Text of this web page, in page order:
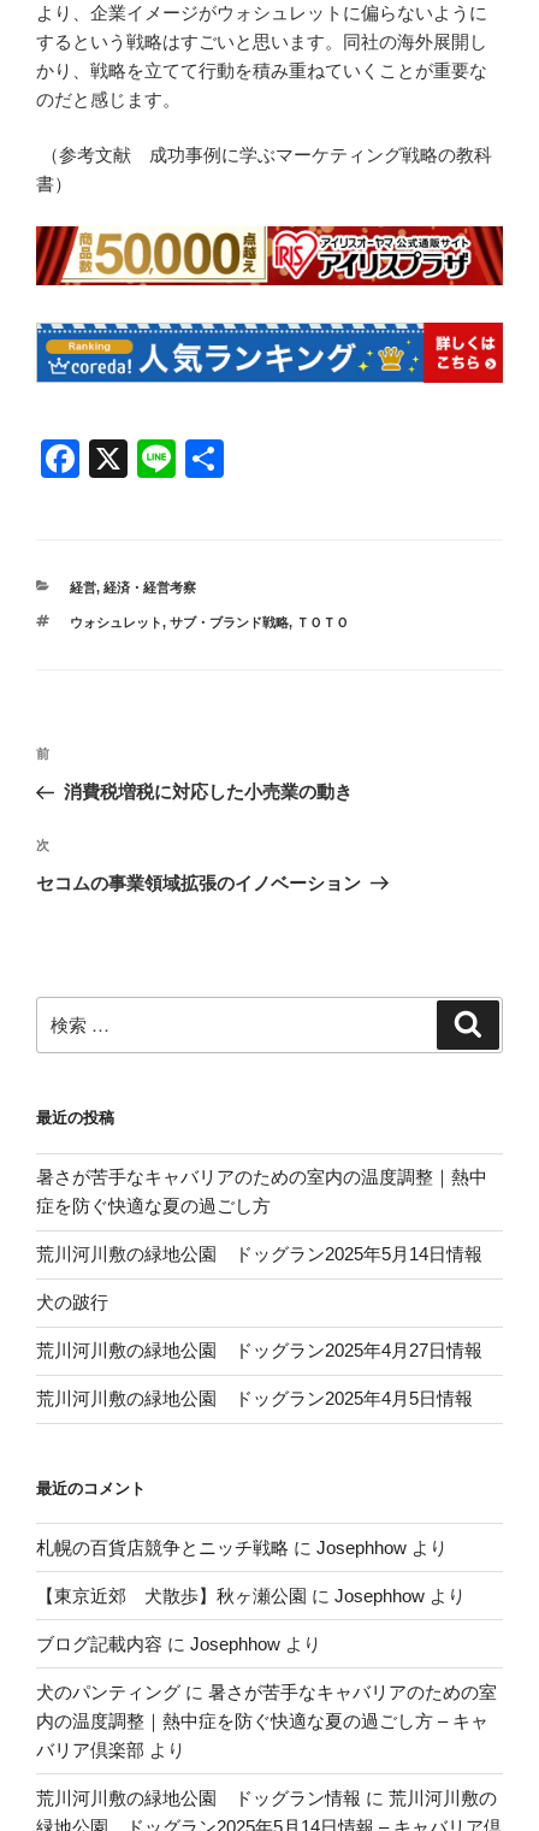
より、企業イメージがウォシュレットに偏らないように
するという戦略はすごいと思います。同社の海外展開し
かり、戦略を立てて行動を積み重ねていくことが重要な
のだと感じます。
（参考文献 成功事例に学ぶマーケティング戦略の教科
書）
F
e
b
X
Li
カ
ゴ
経営, 経済・経営考察
タ
ウォシュレット, サブ・ブランド戦略, ＴＯＴＯ
投
ナ
ビ
ゲ
ン
過
去
投
前
消費税増税に対応した小売業の動き
次
の
次
セコムの事業領域拡張のイノベーション
索:
最近の投稿
暑さが苦手なキャバリアのための室内の温度調整｜熱中
症を防ぐ快適な夏の過ごし方
荒川河川敷の緑地公園 ドッグラン2025年5月14日情報
犬の跛行
荒川河川敷の緑地公園 ドッグラン2025年4月27日情報
荒川河川敷の緑地公園 ドッグラン2025年4月5日情報
最近のコメント
札幌の百貨店競争とニッチ戦略 に Josephhow より
【東京近郊 犬散歩】秋ヶ瀬公園 に Josephhow より
ブログ記載内容 に Josephhow より
犬のパンティング に 暑さが苦手なキャバリアのための室
内の温度調整｜熱中症を防ぐ快適な夏の過ごし方 – キャ
バリア倶楽部 より
荒川河川敷の緑地公園 ドッグラン情報 に 荒川河川敷の
緑地公園 ドッグラン2025年5月14日情報 – キャバリア倶